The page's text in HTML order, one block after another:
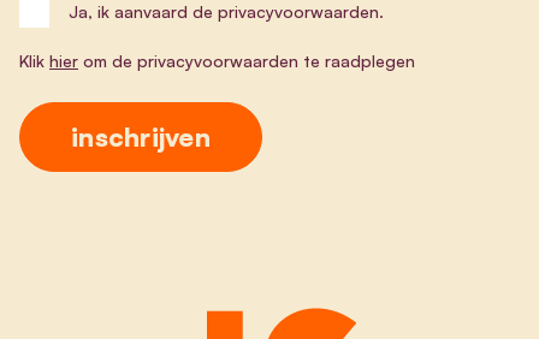
Ja, ik aanvaard de privacyvoorwaarden.
Klik hier om de privacyvoorwaarden te raadplegen